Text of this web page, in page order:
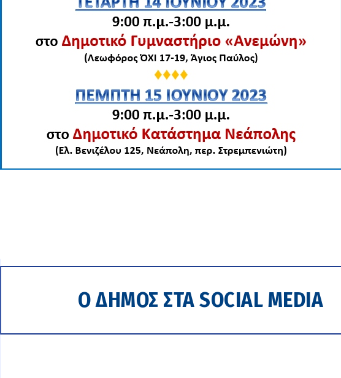
Ο ΔΗΜΟΣ ΣΤΑ SOCIAL MEDIA